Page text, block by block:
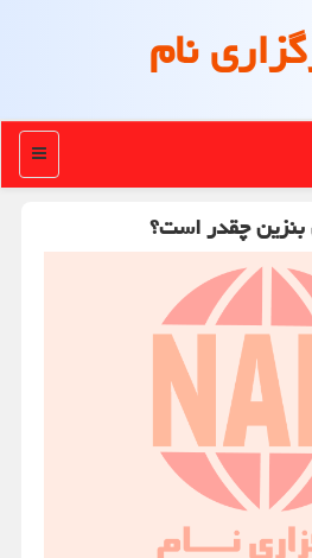
نام
منو
چقدر است؟